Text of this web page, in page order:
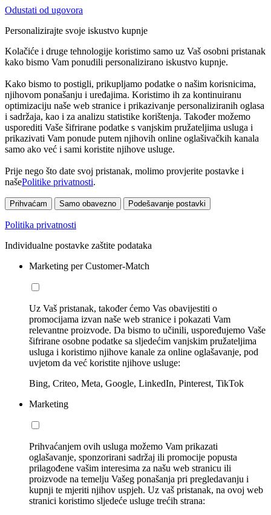
Odustati od ugovora
Personalizirajte svoje iskustvo kupnje
Kolačiće i druge tehnologije koristimo samo uz Vaš osobni pristanak
kako bismo Vam ponudili personalizirano iskustvo kupnje.
Kako bismo to postigli, prikupljamo podatke o našim korisnicima,
njihovom ponašanju i uređajima. Koristimo ih za kontinuiranu
optimizaciju naše web stranice i prikazivanje personaliziranih oglasa
i sadržaja, kao i za analizu statistike korištenja. Također možemo
usporediti Vaše šifrirane podatke s vanjskim pružateljima usluga i
prikazivati Vam ponude putem njihovih online oglašivačkih kanala
samo ako već i sami koristite njihove usluge.
Prije nego što date svoj pristanak, molimo provjerite postavke i
našePolitike privatnosti.
Prihvaćam Samo obavezno Podešavanje postavki
Politika privatnosti
Individualne postavke zaštite podataka
Marketing per Customer-Match
Uz Vaš pristanak, također ćemo Vas obavijestiti o
promocijama izvan naše web stranice i pokazati Vam
relevantne proizvode. Da bismo to učinili, uspoređujemo Vaše
šifrirane osobne podatke sa sljedećim vanjskim pružateljima
usluga i koristimo njihove kanale za online oglašavanje, pod
uvjetom da već koristite njihove usluge:
Bing, Criteo, Meta, Google, LinkedIn, Pinterest, TikTok
Marketing
Prihvaćanjem ovih usluga možemo Vam prikazati
oglašavanje, sponzorirani sadržaj ili promocije popusta
prilagođene vašim interesima za našu web stranicu ili
proizvode na temelju Vašeg ponašanja pri pregledavanju i
kupnji te mjeriti njihov uspjeh. Uz vaš pristanak, na ovoj web
stranici koristimo sljedeće usluge trećih strana: